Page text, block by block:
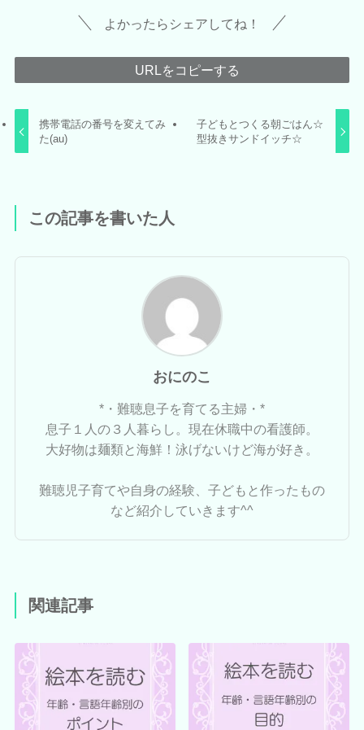
よかったらシェアしてね！
URLをコピーする
携帯電話の番号を変えてみ
た(au)
子どもとつくる朝ごはん☆
型抜きサンドイッチ☆
この記事を書いた人
おにのこ
*・難聴息子を育てる主婦・*
息子１人の３人暮らし。現在休職中の看護師。
大好物は麺類と海鮮！泳げないけど海が好き。
難聴児子育てや自身の経験、子どもと作ったもの
など紹介していきます^^
関連記事